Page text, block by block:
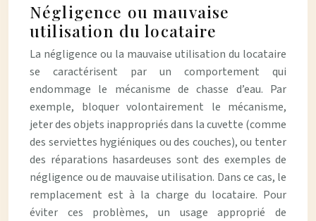
Négligence ou mauvaise
utilisation du locataire
La négligence ou la mauvaise utilisation du locataire
se caractérisent par un comportement qui
endommage le mécanisme de chasse d’eau. Par
exemple, bloquer volontairement le mécanisme,
jeter des objets inappropriés dans la cuvette (comme
des serviettes hygiéniques ou des couches), ou tenter
des réparations hasardeuses sont des exemples de
négligence ou de mauvaise utilisation. Dans ce cas, le
remplacement est à la charge du locataire. Pour
éviter ces problèmes, un usage approprié de